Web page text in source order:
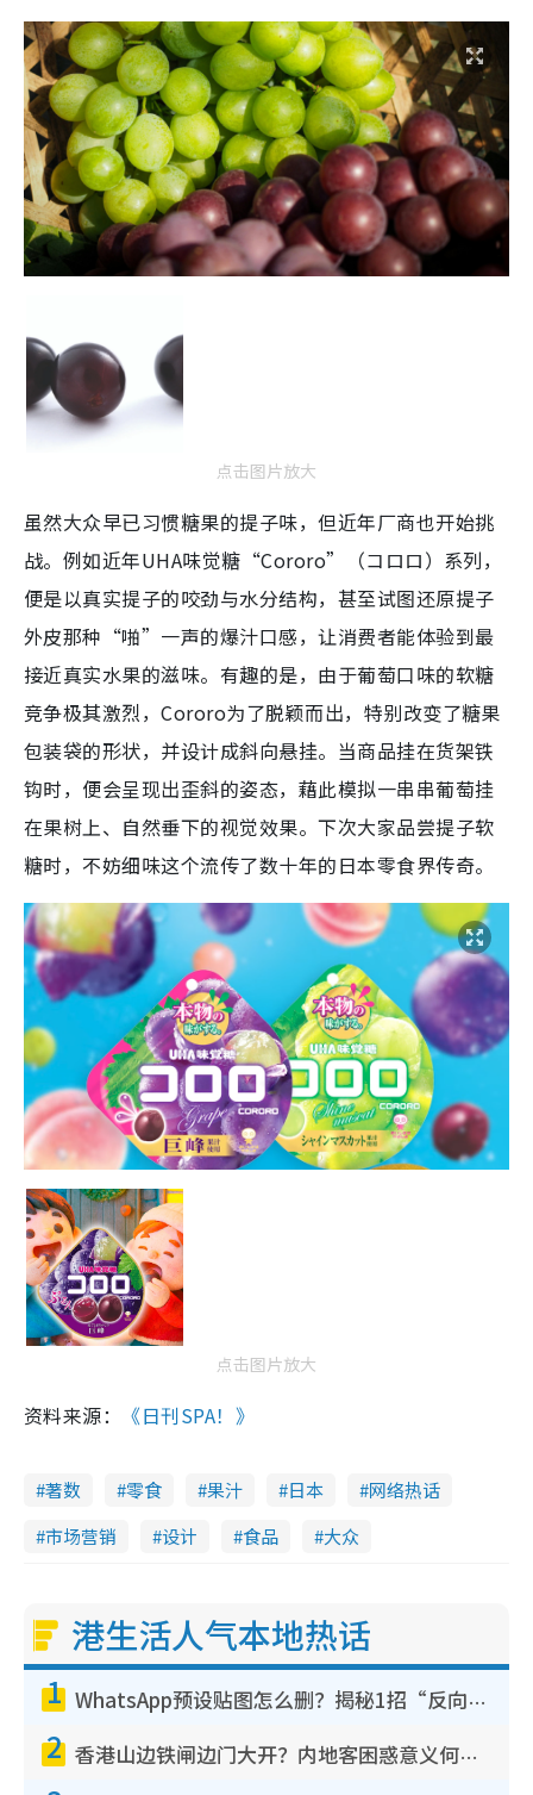
点击图片放大
虽然大众早已习惯糖果的提子味，但近年厂商也开始挑
战。例如近年UHA味觉糖“Cororo”（コロロ）系列，
便是以真实提子的咬劲与水分结构，甚至试图还原提子
外皮那种“啪”一声的爆汁口感，让消费者能体验到最
接近真实水果的滋味。有趣的是，由于葡萄口味的软糖
竞争极其激烈，Cororo为了脱颖而出，特别改变了糖果
包装袋的形状，并设计成斜向悬挂。当商品挂在货架铁
钩时，便会呈现出歪斜的姿态，藉此模拟一串串葡萄挂
在果树上、自然垂下的视觉效果。下次大家品尝提子软
糖时，不妨细味这个流传了数十年的日本零食界传奇。
点击图片放大
资料来源： 《日刊SPA！》
著数 零食 果汁 日本
网络热话
市场营销
设计 食品 大众
港生活人气本地热话
1 WhatsApp预设贴图怎么删？揭秘1招“反向操作”还原简洁界面 附3步实测教程
2 香港山边铁闸边门大开？内地客困惑意义何在！网友神回复：这种叫法理性防御